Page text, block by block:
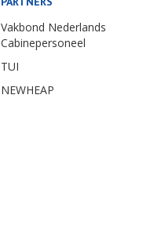
Vakbond Nederlands
Cabinepersoneel
TUI
NEWHEAP